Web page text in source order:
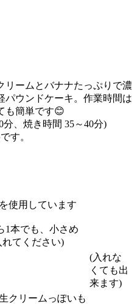
リームとバナナたっぷりで濃
パウンドケーキ。作業時間は
も簡単です😊
、焼き時間 35～40分)
す。
使用しています
1本でも、小さめ
てください)
(入れな
くても出
来ます)
クリームっぽいも